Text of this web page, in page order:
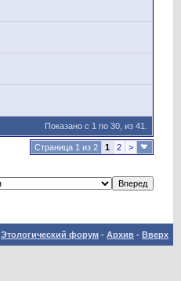
Показано с 1 по 30, из 41.
Страница 1 из 2 1 2 >
Этологический форум - Архив - Вверх